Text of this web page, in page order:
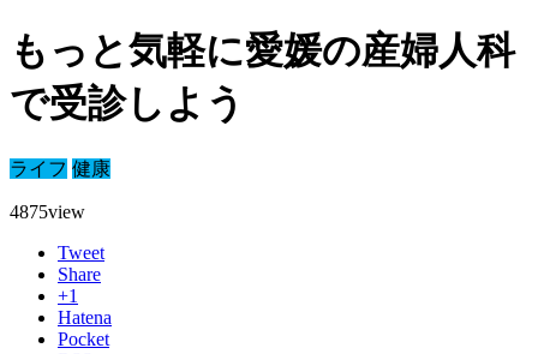
もっと気軽に愛媛の産婦人科
で受診しよう
ライフ 健康
4875view
Tweet
Share
+1
Hatena
Pocket